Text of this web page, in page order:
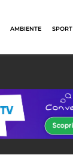
AMBIENTE SPORT